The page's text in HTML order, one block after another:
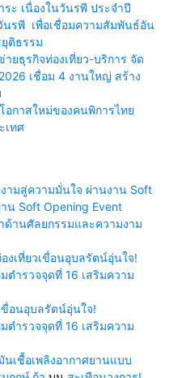
ะ เนื่องในวันรพี ประจำปี
รพี เพื่อเชื่อมความสัมพันธ์อัน
ติธรรม
ยธุรกิจท่องเที่ยว-บริการ จัด
เชื่อม 4 งานใหญ่ สร้าง
กาสใหม่ของคนพิการไทย
เทศ
ามสู่ความมั่นใจ ผ่านงาน Soft
น Soft Opening Event
านศัลยกรรมและความงาม
งเที่ยวเขื่อนอุบลรัตน์อุ่นใจ!
ำรวจจุดที่ 16 เสริมความ
ขื่อนอุบลรัตน์อุ่นใจ!
ำรวจจุดที่ 16 เสริมความ
นเชื้อเพลิงอากาศยานแบบ